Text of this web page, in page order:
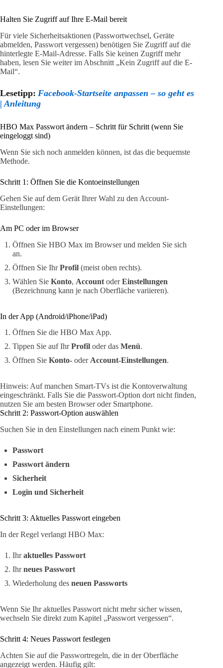
Halten Sie Zugriff auf Ihre E-Mail bereit
Für viele Sicherheitsaktionen (Passwortwechsel, Geräte
abmelden, Passwort vergessen) benötigen Sie Zugriff auf die
hinterlegte E-Mail-Adresse. Falls Sie keinen Zugriff mehr
haben, lesen Sie weiter im Abschnitt „Kein Zugriff auf die E-
Mail“.
Lesetipp: Facebook-Startseite anpassen – so geht es
| Anleitung
HBO Max Passwort ändern – Schritt für Schritt (wenn Sie
eingeloggt sind)
Wenn Sie sich noch anmelden können, ist das die bequemste
Methode.
Schritt 1: Öffnen Sie die Kontoeinstellungen
Gehen Sie auf dem Gerät Ihrer Wahl zu den Account-
Einstellungen:
Am PC oder im Browser
Öffnen Sie HBO Max im Browser und melden Sie sich
an.
Öffnen Sie IhrProfil (meist oben rechts).
Wählen Sie Konto, Account oderEinstellungen
(Bezeichnung kann je nach Oberfläche variieren).
In der App (Android/iPhone/iPad)
Öffnen Sie die HBO Max App.
Tippen Sie auf IhrProfil oder das Menü.
Öffnen Sie Konto- oder Account-Einstellungen.
Hinweis: Auf manchen Smart-TVs ist die Kontoverwaltung
eingeschränkt. Falls Sie die Passwort-Option dort nicht finden,
nutzen Sie am besten Browser oder Smartphone.
Schritt 2: Passwort-Option auswählen
Suchen Sie in den Einstellungen nach einem Punkt wie:
Passwort
Passwort ändern
Sicherheit
Login und Sicherheit
Schritt 3: Aktuelles Passwort eingeben
In der Regel verlangt HBO Max:
Ihraktuelles Passwort
Ihrneues Passwort
Wiederholung des neuen Passworts
Wenn Sie Ihr aktuelles Passwort nicht mehr sicher wissen,
wechseln Sie direkt zum Kapitel „Passwort vergessen“.
Schritt 4: Neues Passwort festlegen
Achten Sie auf die Passwortregeln, die in der Oberfläche
angezeigt werden. Häufig gilt: